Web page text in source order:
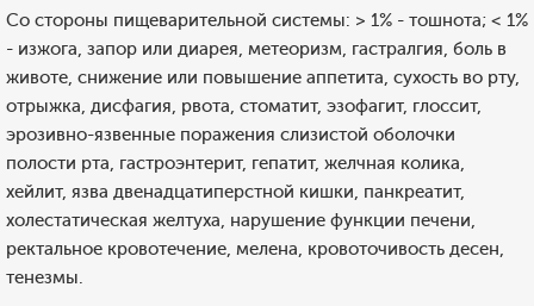
Со стороны пищеварительной системы: > 1% - тошнота; < 1%
- изжога, запор или диарея, метеоризм, гастралгия, боль в
животе, снижение или повышение аппетита, сухость во рту,
отрыжка, дисфагия, рвота, стоматит, эзофагит, глоссит,
эрозивно-язвенные поражения слизистой оболочки
полости рта, гастроэнтерит, гепатит, желчная колика,
хейлит, язва двенадцатиперстной кишки, панкреатит,
холестатическая желтуха, нарушение функции печени,
ректальное кровотечение, мелена, кровоточивость десен,
тенезмы.